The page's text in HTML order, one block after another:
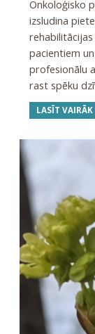
Onkoloģisko
izsludina
pacientiem
profesionālu
rast spēku
LASĪT VAIRĀK